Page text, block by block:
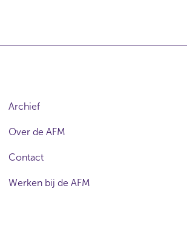
Archief
Over de AFM
Contact
Werken bij de AFM